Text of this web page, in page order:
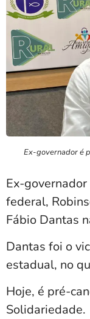
Ex-governador é
Ex-
federal,
Fábio Dantas
Dantas foi o
estadual, no
Hoje, é pré-
Solidariedade.